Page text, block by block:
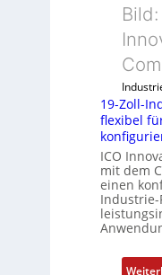
19-Zoll-
flexibel
ICO
mit dem
einen
Industrie-